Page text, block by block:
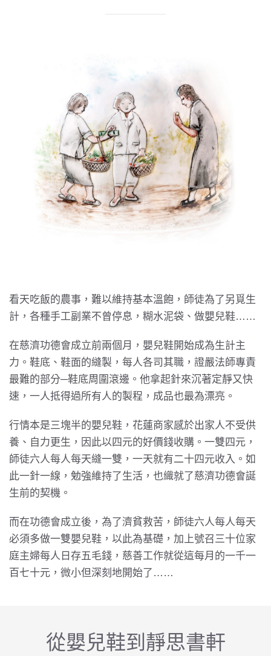
看天吃飯的農事，難以維持基本溫飽，師徒為了另覓生
計，各種手工副業不曾停息，糊水泥袋、做嬰兒鞋……
在慈濟功德會成立前兩個月，嬰兒鞋開始成為生計主
力。鞋底、鞋面的縫製，每人各司其職，證嚴法師專責
最難的部分─鞋底周圍滾邊。他拿起針來沉著定靜又快
速，一人抵得過所有人的製程，成品也最為漂亮。
行情本是三塊半的嬰兒鞋，花蓮商家感於出家人不受供
養、自力更生，因此以四元的好價錢收購。一雙四元，
師徒六人每人每天縫一雙，一天就有二十四元收入。如
此一針一線，勉強維持了生活，也織就了慈濟功德會誕
生前的契機。
而在功德會成立後，為了濟貧救苦，師徒六人每人每天
必須多做一雙嬰兒鞋，以此為基礎，加上號召三十位家
庭主婦每人日存五毛錢，慈善工作就從這每月的一千一
百七十元，微小但深刻地開始了……
從嬰兒鞋到靜思書軒